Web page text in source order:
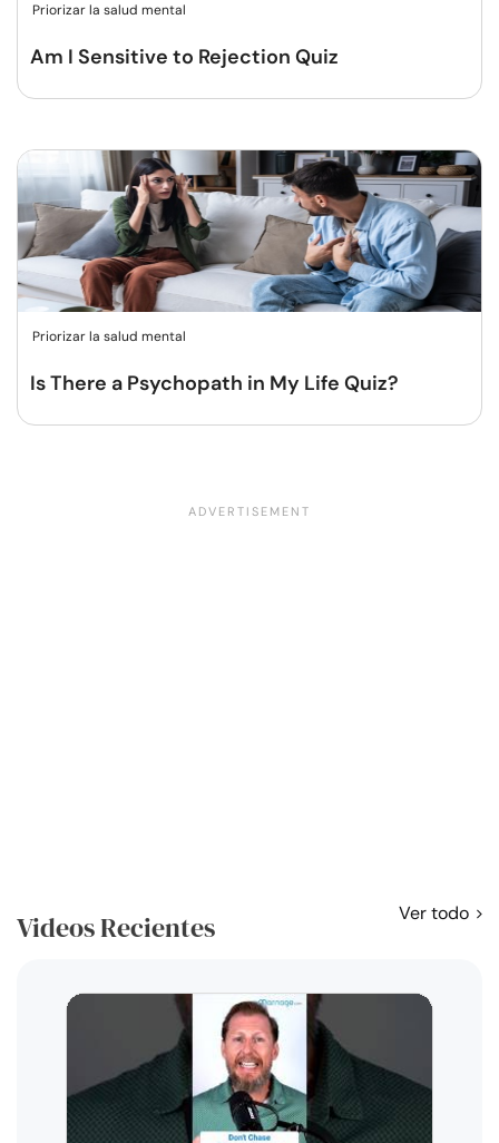
Priorizar la salud mental
Am I Sensitive to Rejection Quiz
Priorizar la salud mental
Is There a Psychopath in My Life Quiz?
Videos Recientes Ver todo